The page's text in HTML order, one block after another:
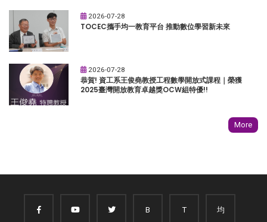
2026-07-28
TOCEC攜手均一教育平台 推動數位學習新未來
2026-07-28
恭賀! 資工系王俊堯教授工程數學開放式課程｜榮獲
2025臺灣開放教育卓越獎OCW組特優!!
More
B T 均